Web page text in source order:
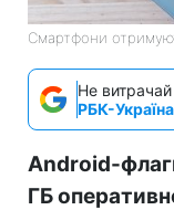
Смартфони
Не
РБК-
Android-
ГБ